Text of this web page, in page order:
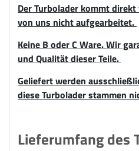
Der Turbolader kommt
von uns nicht aufgearbeitet.
Keine B oder C Ware. Wir
und Qualität dieser Teile.
Geliefert werden
diese Turbolader stammen
Lieferumfang des